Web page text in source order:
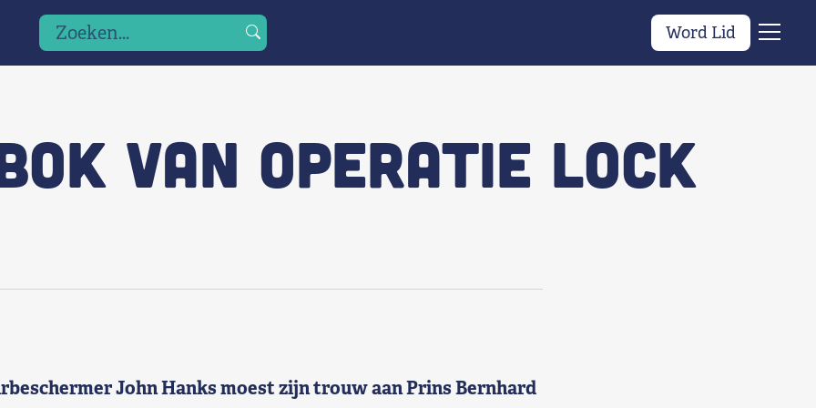
Zoeken
naar:
Druk
op
te
zoeken
Word Lid Menu
van Operatie Lock
John Hanks moest zijn trouw aan Prins Bernhard